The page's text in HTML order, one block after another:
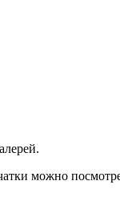
можно